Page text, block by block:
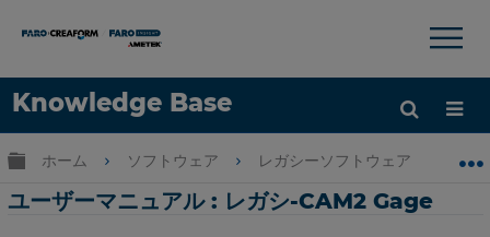
Knowledge Base
言語
×
グローバル階層を展開/折りたたむ
ホーム ソフトウェア レガシーソフトウェア レ
ユーザーマニュアル : レガシ-CAM2 Gage